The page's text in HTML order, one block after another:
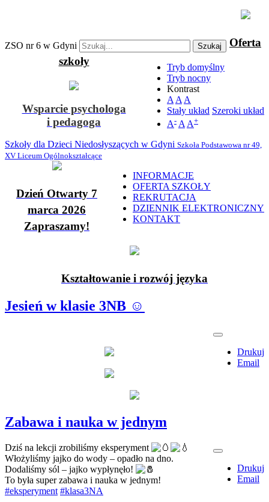
ZSO nr 6 w Gdyni Szukaj
Tryb domyślny
Tryb nocny
Kontrast
A A A
Stały układ Szeroki układ
A- A A+
Szkoły dla Dzieci Niedosłyszących w Gdyni Szkoła Podstawowa nr 49,
XV Liceum Ogólnokształcące
INFORMACJE
OFERTA SZKOŁY
REKRUTACJA
DZIENNIK ELEKTRONICZNY
KONTAKT
Oferta
szkoły
Wsparcie psychologa
i pedagoga
Dzień Otwarty 7
marca 2026
Zapraszamy!
Kształtowanie i rozwój języka
Jesień w klasie 3NB ☺️
Drukuj
Email
Zabawa i nauka w jednym
Drukuj
Email
Dziś na lekcji zrobiliśmy eksperyment
Włożyliśmy jajko do wody – opadło na dno.
Dodaliśmy sól – jajko wypłynęło!
To była super zabawa i nauka w jednym!
#eksperyment #klasa3NA